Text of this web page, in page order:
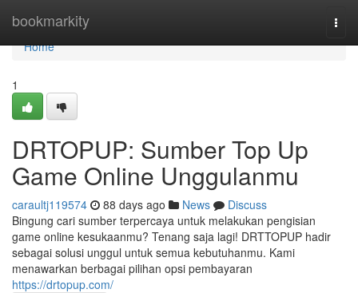
bookmarkity
Home
Home
1
DRTOPUP: Sumber Top Up
Game Online Unggulanmu
caraultj119574 88 days ago News
Discuss
Bingung cari sumber terpercaya untuk melakukan pengisian
game online kesukaanmu? Tenang saja lagi! DRTTOPUP hadir
sebagai solusi unggul untuk semua kebutuhanmu. Kami
menawarkan berbagai pilihan opsi pembayaran
https://drtopup.com/